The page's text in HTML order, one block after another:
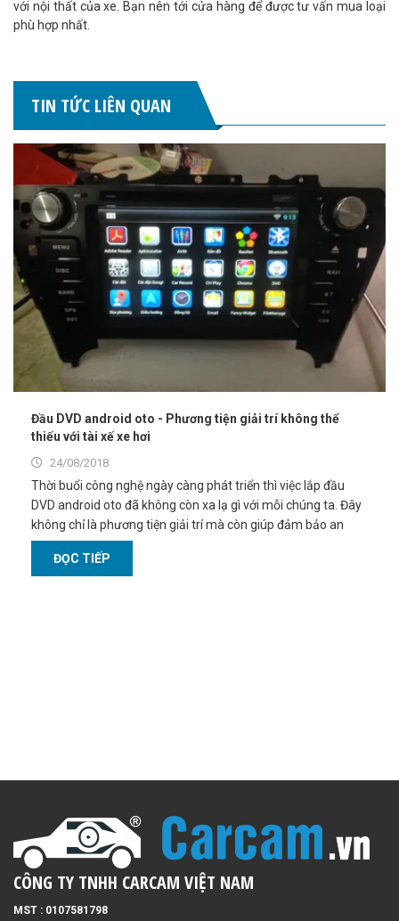
với nội thất của xe. Bạn nên tới cửa hàng để được tư vấn mua loại
phù hợp nhất.
TIN TỨC LIÊN QUAN
Đầu DVD android oto - Phương tiện giải trí không thể
thiếu với tài xế xe hơi
24/08/2018
Thời buổi công nghệ ngày càng phát triển thì việc lắp đầu
DVD android oto đã không còn xa lạ gì với mỗi chúng ta. Đây
không chỉ là phương tiện giải trí mà còn giúp đảm bảo an
toàn cho tài xế và người tham gia giao thông.
ĐỌC TIẾP
CÔNG TY TNHH CARCAM VIỆT NAM
MST : 0107581798